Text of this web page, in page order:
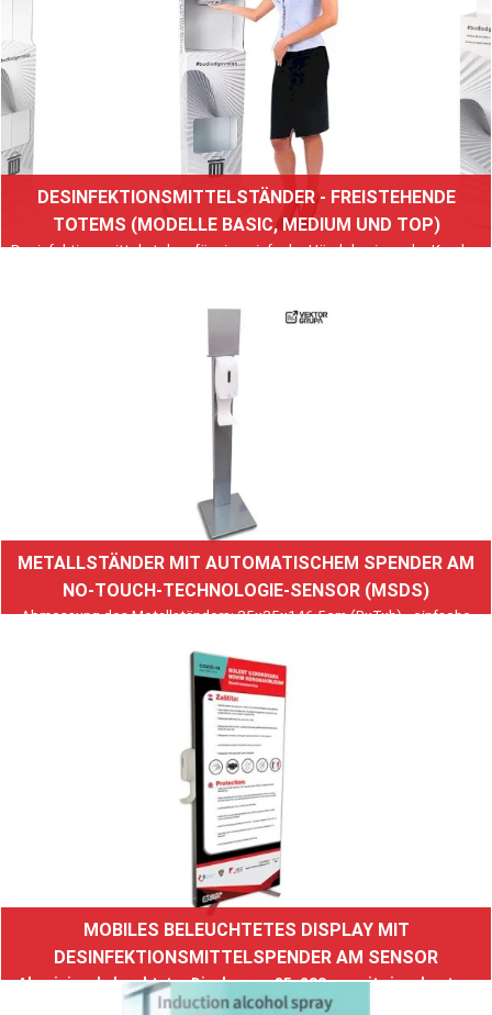
DESINFEKTIONSMITTELSTÄNDER - FREISTEHENDE
TOTEMS (MODELLE BASIC, MEDIUM UND TOP)
Desinfektionsmittel stehen für eine einfache Händehygiene der Kunden
Weiterlesen
METALLSTÄNDER MIT AUTOMATISCHEM SPENDER AM
NO-TOUCH-TECHNOLOGIE-SENSOR (MSDS)
Abmessung des Metallständers: 35x35x146,5cm (BxTxh) - einfache
Spender auf Sensor NO-TOUCH-Technologie
Weiterlesen
MOBILES BELEUCHTETES DISPLAY MIT
DESINFEKTIONSMITTELSPENDER AM SENSOR
Aluminium beleuchtetes Display von 85x200 cm mit eingebautem
automatischen Spender